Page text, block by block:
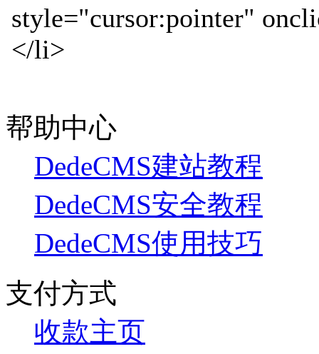
style="cursor:pointer"
</li>
帮助中心
DedeCMS建站教程
DedeCMS安全教程
DedeCMS使用技巧
支付方式
收款主页